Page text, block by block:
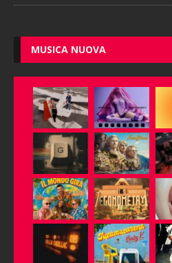
MUSICA NUOVA